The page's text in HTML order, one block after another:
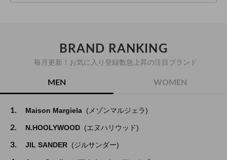
BRAND RANKING
毎月更新！お気に入り登録数急上昇の注目ブランド
MEN WOMEN
1. Maison Margiela (メゾンマルジェラ)
2. N.HOOLYWOOD (エヌハリウッド)
3. JIL SANDER (ジルサンダー)